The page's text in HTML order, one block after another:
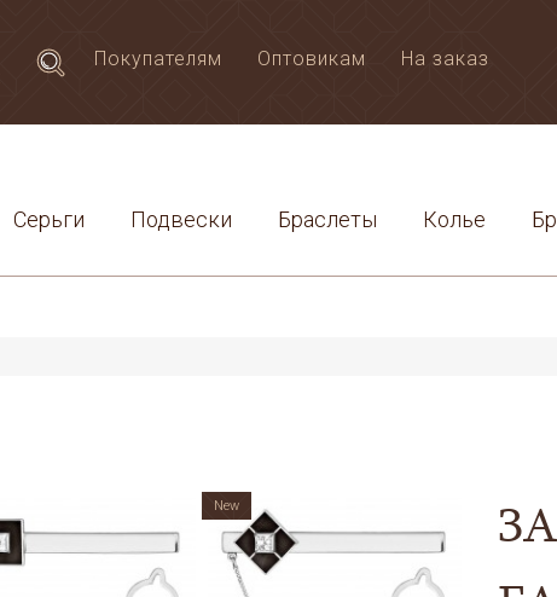
Покупателям Оптовикам На заказ
Серьги Подвески Браслеты Колье
New